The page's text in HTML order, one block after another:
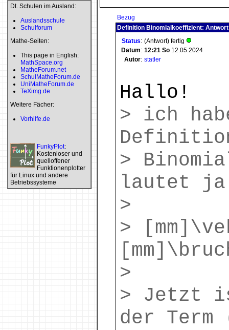
Dt. Schulen im Ausland:
Auslandsschule
Schulforum
Mathe-Seiten:
This page in English:
MathSpace.org
MatheForum.net
SchulMatheForum.de
UniMatheForum.de
TeXimg.de
Weitere Fächer:
Vorhilfe.de
FunkyPlot:
Kostenloser und
quelloffener
Funktionenplotter
für Linux und andere
Betriebssysteme
Bezug
Definition Binomialkoeffizient: Antwort
Status: (Antwort) fertig
Datum: 12:21 So 12.05.2024
Autor: statler
Hallo!
> ich
>
lautet
>
>
>
> Jetzt
der